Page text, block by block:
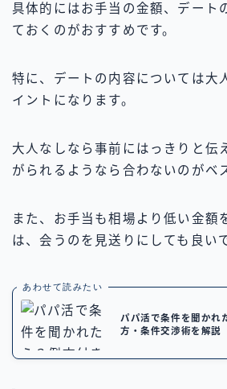
具体的にはお手当の金額、デート
ておくのがおすすめです。
特に、デートの内容については大
イントになります。
大人なしなら事前にはっきりと伝
がられるようなら合わないのがベ
また、お手当も相場より低い金額
は、会うのを見送りにしても良い
あわせて読みたい
パパ活で条件を聞かれ
方・条件交渉術を解説